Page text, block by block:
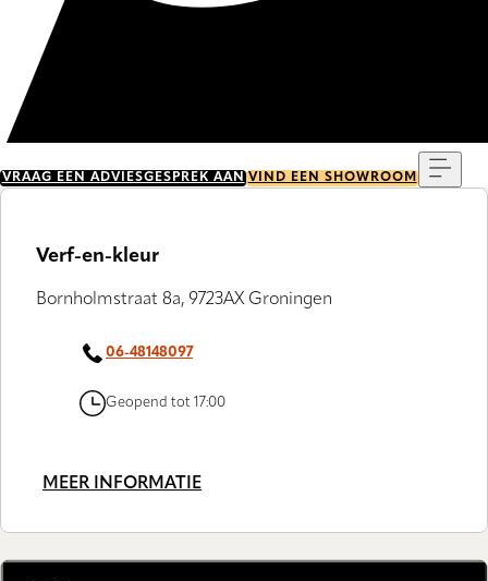
VRAAG EEN ADVIESGESPREK AAN VIND EEN SHOWROOM
Verf-en-kleur
Bornholmstraat 8a, 9723AX Groningen
06-48148097
Geopend tot 17:00
MEER INFORMATIE